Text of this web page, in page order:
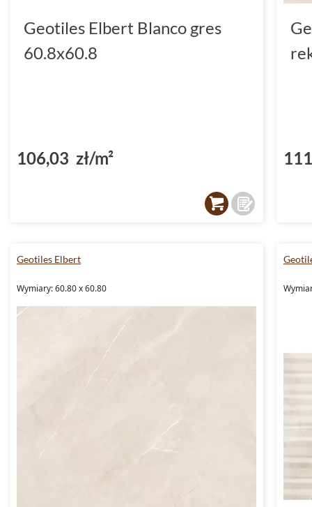
Geotiles Elbert Blanco gres
60.8x60.8
106,03 zł/m²
Geotiles Elbert
Wymiary: 60.80 x 60.80